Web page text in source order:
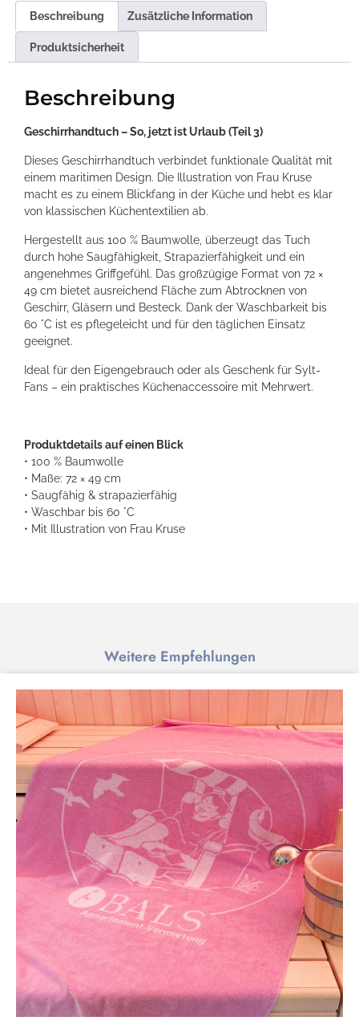
Beschreibung Zusätzliche Information
Produktsicherheit
Beschreibung
Geschirrhandtuch – So, jetzt ist Urlaub (Teil 3)
Dieses Geschirrhandtuch verbindet funktionale Qualität mit
einem maritimen Design. Die Illustration von Frau Kruse
macht es zu einem Blickfang in der Küche und hebt es klar
von klassischen Küchentextilien ab.
Hergestellt aus 100 % Baumwolle, überzeugt das Tuch
durch hohe Saugfähigkeit, Strapazierfähigkeit und ein
angenehmes Griffgefühl. Das großzügige Format von 72 ×
49 cm bietet ausreichend Fläche zum Abtrocknen von
Geschirr, Gläsern und Besteck. Dank der Waschbarkeit bis
60 °C ist es pflegeleicht und für den täglichen Einsatz
geeignet.
Ideal für den Eigengebrauch oder als Geschenk für Sylt-
Fans – ein praktisches Küchenaccessoire mit Mehrwert.
Produktdetails auf einen Blick
• 100 % Baumwolle
• Maße: 72 × 49 cm
• Saugfähig & strapazierfähig
• Waschbar bis 60 °C
• Mit Illustration von Frau Kruse
Weitere Empfehlungen